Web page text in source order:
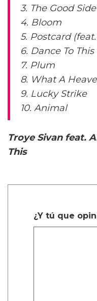
3. The Good Side
4. Bloom
5. Postcard
6. Dance To
7. Plum
8. What A
9. Lucky Strike
10. Animal
Troye Sivan feat.
This
¿Y tú que